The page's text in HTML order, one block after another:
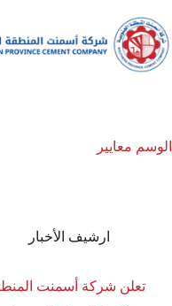
الوسم معايير
ارشيف الأخبار
تعلن شركة أسمنت